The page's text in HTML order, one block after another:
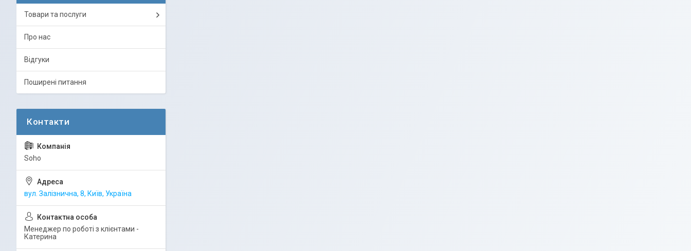
Товари та послуги
Про нас
Відгуки
Поширені питання
Soho
вул. Залізнична, 8, Київ, Україна
Менеджер по роботі з клієнтами -
Катерина